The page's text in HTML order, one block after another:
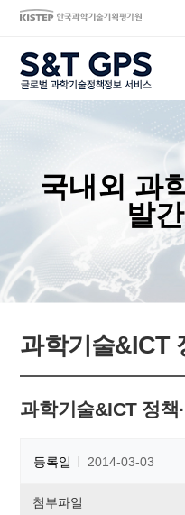
S&T GPS
국내외 과
발
과학기술&ICT
과학기술&ICT 정책
등록일 2014-03-03
첨부파일